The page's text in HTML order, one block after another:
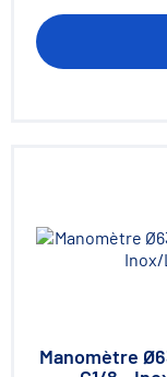
Manomètre